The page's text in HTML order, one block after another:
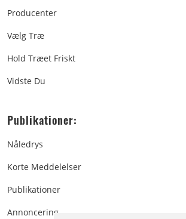
Producenter
Vælg Træ
Hold Træet Friskt
Vidste Du
Publikationer:
Nåledrys
Korte Meddelelser
Publikationer
Annoncering